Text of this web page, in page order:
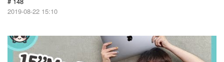
2019-08-22 15:10